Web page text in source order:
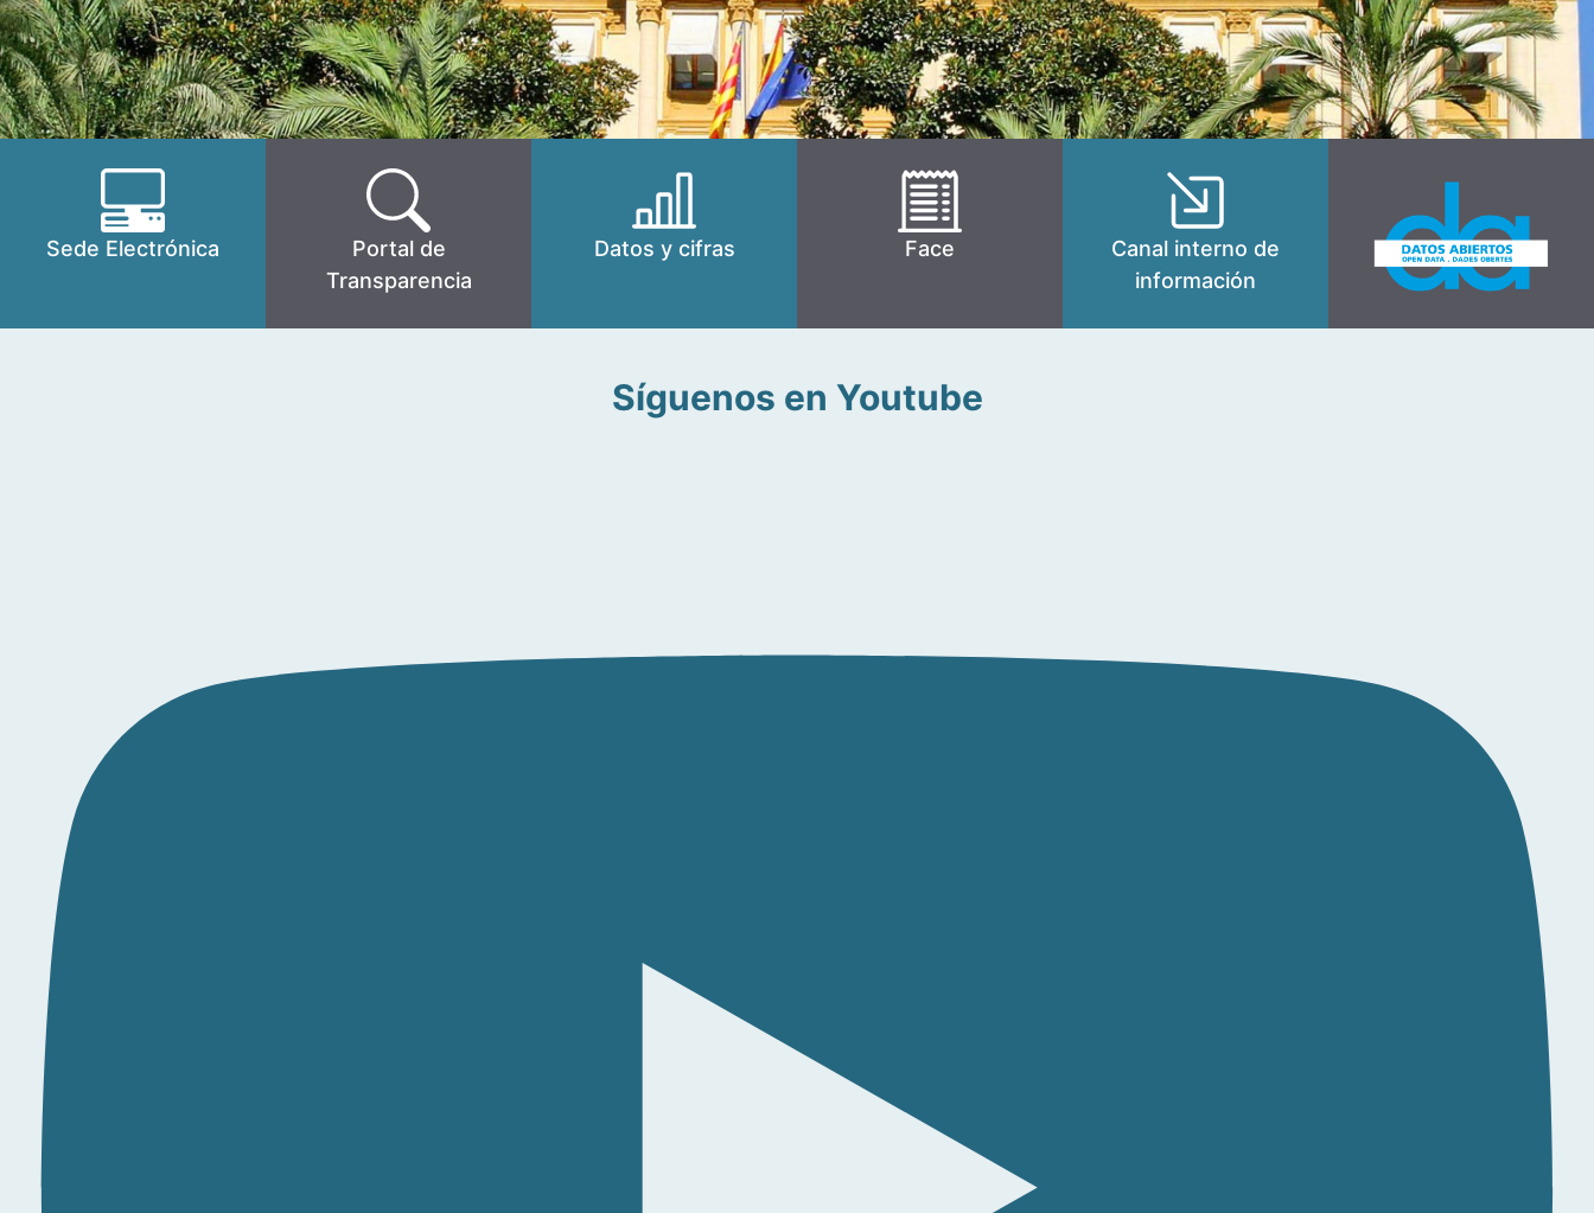
Sede Electrónica
Portal de
Transparencia
Datos y cifras Face
Canal interno de
información
Síguenos en Youtube